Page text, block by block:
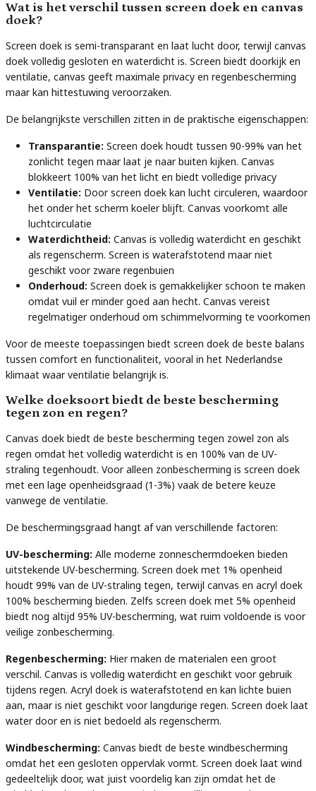
Wat is het verschil tussen screen doek en canvas
doek?
Screen doek is semi-transparant en laat lucht door, terwijl canvas
doek volledig gesloten en waterdicht is. Screen biedt doorkijk en
ventilatie, canvas geeft maximale privacy en regenbescherming
maar kan hittestuwing veroorzaken.
De belangrijkste verschillen zitten in de praktische eigenschappen:
Transparantie: Screen doek houdt tussen 90-99% van het
zonlicht tegen maar laat je naar buiten kijken. Canvas
blokkeert 100% van het licht en biedt volledige privacy
Ventilatie: Door screen doek kan lucht circuleren, waardoor
het onder het scherm koeler blijft. Canvas voorkomt alle
luchtcirculatie
Waterdichtheid: Canvas is volledig waterdicht en geschikt
als regenscherm. Screen is waterafstotend maar niet
geschikt voor zware regenbuien
Onderhoud: Screen doek is gemakkelijker schoon te maken
omdat vuil er minder goed aan hecht. Canvas vereist
regelmatiger onderhoud om schimmelvorming te voorkomen
Voor de meeste toepassingen biedt screen doek de beste balans
tussen comfort en functionaliteit, vooral in het Nederlandse
klimaat waar ventilatie belangrijk is.
Welke doeksoort biedt de beste bescherming
tegen zon en regen?
Canvas doek biedt de beste bescherming tegen zowel zon als
regen omdat het volledig waterdicht is en 100% van de UV-
straling tegenhoudt. Voor alleen zonbescherming is screen doek
met een lage openheidsgraad (1-3%) vaak de betere keuze
vanwege de ventilatie.
De beschermingsgraad hangt af van verschillende factoren:
UV-bescherming: Alle moderne zonneschermdoeken bieden
uitstekende UV-bescherming. Screen doek met 1% openheid
houdt 99% van de UV-straling tegen, terwijl canvas en acryl doek
100% bescherming bieden. Zelfs screen doek met 5% openheid
biedt nog altijd 95% UV-bescherming, wat ruim voldoende is voor
veilige zonbescherming.
Regenbescherming: Hier maken de materialen een groot
verschil. Canvas is volledig waterdicht en geschikt voor gebruik
tijdens regen. Acryl doek is waterafstotend en kan lichte buien
aan, maar is niet geschikt voor langdurige regen. Screen doek laat
water door en is niet bedoeld als regenscherm.
Windbescherming: Canvas biedt de beste windbescherming
omdat het een gesloten oppervlak vormt. Screen doek laat wind
gedeeltelijk door, wat juist voordelig kan zijn omdat het de